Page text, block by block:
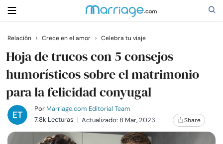
Buscar
Casarse
Relaciones
Relación › Crece en el amor › Celebra tu viaje
Hoja de trucos con 5 consejos
humorísticos sobre el matrimonio
para la felicidad conyugal
Por Marriage.com Editorial Team
7.8k Lecturas
Actualizado: 8 Mar, 2023 Share